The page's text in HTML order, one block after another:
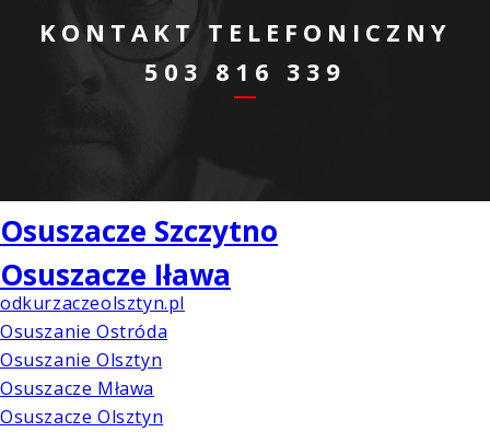
KONTAKT TELEFONICZNY
503 816 339
Osuszacze Szczytno
Osuszacze Iława
odkurzaczeolsztyn.pl
Osuszanie Ostróda
Osuszanie Olsztyn
Osuszacze Mława
Osuszacze Olsztyn